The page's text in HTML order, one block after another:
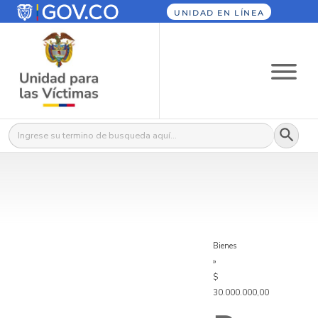
UNIDAD EN LÍNEA
Buscar: Botón
Bienes
»
$
30.000.000,00